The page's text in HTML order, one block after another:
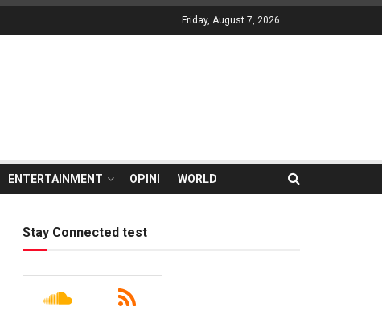
Friday, August 7, 2026
ENTERTAINMENT OPINI WORLD
Stay Connected test